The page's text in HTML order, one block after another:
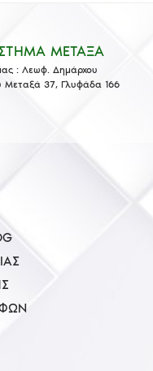
ΜΕΤΑΞΑ
: Λεωφ. Δημάρχου
Μεταξά 37, Γλυφάδα 166